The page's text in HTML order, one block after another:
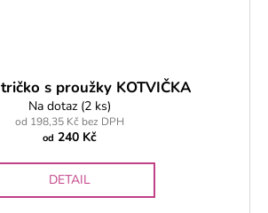
s proužky KOTVIČKA
Na dotaz (2 ks)
od 198,35 Kč bez DPH
od 240 Kč
DETAIL